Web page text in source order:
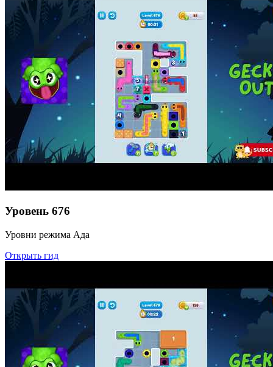
Уровень 676
Уровни режима Ада
Открыть гид